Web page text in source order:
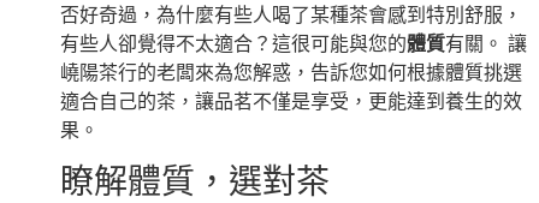
否好奇過，為什麼有些人喝了某種茶會感到特別舒服，
有些人卻覺得不太適合？這很可能與您的體質有關。 讓
嶢陽茶行的老闆來為您解惑，告訴您如何根據體質挑選
適合自己的茶，讓品茗不僅是享受，更能達到養生的效
果。
瞭解體質，選對茶